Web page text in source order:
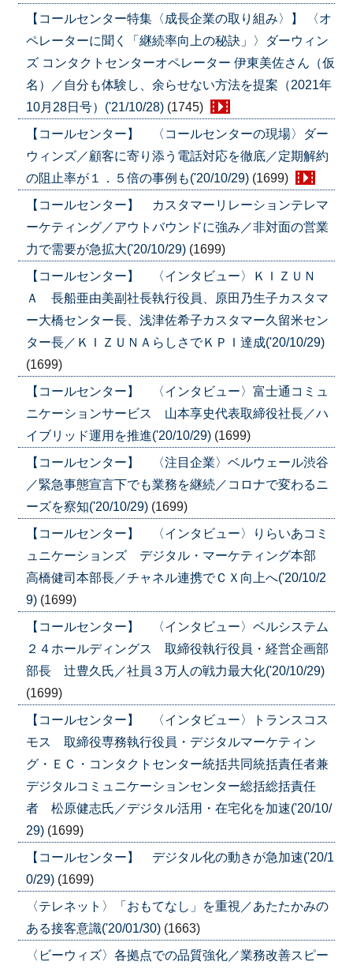
【コールセンター特集〈成長企業の取り組み〉】 〈オ
ペレーターに聞く「継続率向上の秘訣」〉ダーウィン
ズ コンタクトセンターオペレーター 伊東美佐さん（仮
名）／自分も体験し、余らせない方法を提案（2021年
10月28日号）('21/10/28) (1745)
【コールセンター】 〈コールセンターの現場〉ダー
ウィンズ／顧客に寄り添う電話対応を徹底／定期解約
の阻止率が１．５倍の事例も('20/10/29) (1699)
【コールセンター】 カスタマーリレーションテレマ
ーケティング／アウトバウンドに強み／非対面の営業
力で需要が急拡大('20/10/29) (1699)
【コールセンター】 〈インタビュー〉ＫＩＺＵＮ
Ａ 長船亜由美副社長執行役員、原田乃生子カスタマ
ー大橋センター長、浅津佐希子カスタマー久留米セン
ター長／ＫＩＺＵＮＡらしさでＫＰＩ達成('20/10/29)
(1699)
【コールセンター】 〈インタビュー〉富士通コミュ
ニケーションサービス 山本享史代表取締役社長／ハ
イブリッド運用を推進('20/10/29) (1699)
【コールセンター】 〈注目企業〉ベルウェール渋谷
／緊急事態宣言下でも業務を継続／コロナで変わるニ
ーズを察知('20/10/29) (1699)
【コールセンター】 〈インタビュー〉りらいあコミ
ュニケーションズ デジタル・マーケティング本部
高橋健司本部長／チャネル連携でＣＸ向上へ('20/10/2
9) (1699)
【コールセンター】 〈インタビュー〉ベルシステム
２４ホールディングス 取締役執行役員・経営企画部
部長 辻豊久氏／社員３万人の戦力最大化('20/10/29)
(1699)
【コールセンター】 〈インタビュー〉トランスコス
モス 取締役専務執行役員・デジタルマーケティン
グ・ＥＣ・コンタクトセンター統括共同統括責任者兼
デジタルコミュニケーションセンター総括総括責任
者 松原健志氏／デジタル活用・在宅化を加速('20/10/
29) (1699)
【コールセンター】 デジタル化の動きが急加速('20/1
0/29) (1699)
〈テレネット〉「おもてなし」を重視／あたたかみの
ある接客意識('20/01/30) (1663)
〈ビーウィズ〉各拠点での品質強化／業務改善スピー